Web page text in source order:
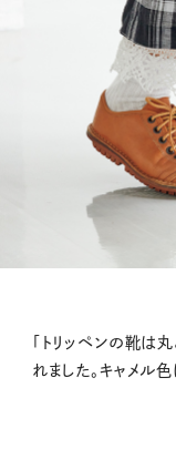
「トリッペンの靴は
れました。キャメル